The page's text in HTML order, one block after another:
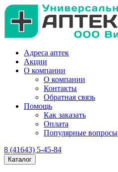
Адреса аптек
Акции
О компании
О компании
Контакты
Обратная связь
Помощь
Как заказать
Оплата
Популярные вопросы
8 (41643) 5-45-84
Каталог